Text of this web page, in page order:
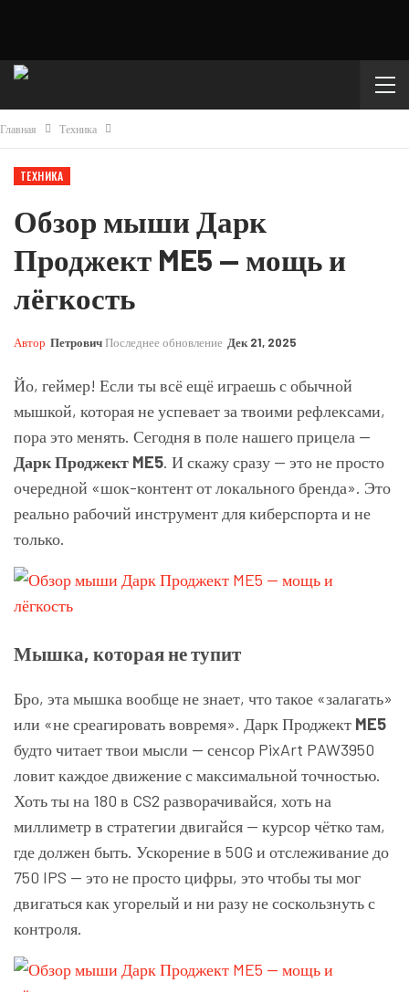
Главная Техника
ТЕХНИКА
Обзор мыши Дарк
Проджект ME5 — мощь и
лёгкость
Автор ПетровичПоследнее обновление Дек 21, 2025
Йо, геймер! Если ты всё ещё играешь с обычной
мышкой, которая не успевает за твоими рефлексами,
пора это менять. Сегодня в поле нашего прицела —
Дарк Проджект ME5. И скажу сразу — это не просто
очередной «шок-контент от локального бренда». Это
реально рабочий инструмент для киберспорта и не
только.
Мышка, которая не тупит
Бро, эта мышка вообще не знает, что такое «залагать»
или «не среагировать вовремя». Дарк Проджект ME5
будто читает твои мысли — сенсор PixArt PAW3950
ловит каждое движение с максимальной точностью.
Хоть ты на 180 в CS2 разворачивайся, хоть на
миллиметр в стратегии двигайся — курсор чётко там,
где должен быть. Ускорение в 50G и отслеживание до
750 IPS — это не просто цифры, это чтобы ты мог
двигаться как угорелый и ни разу не соскользнуть с
контроля.